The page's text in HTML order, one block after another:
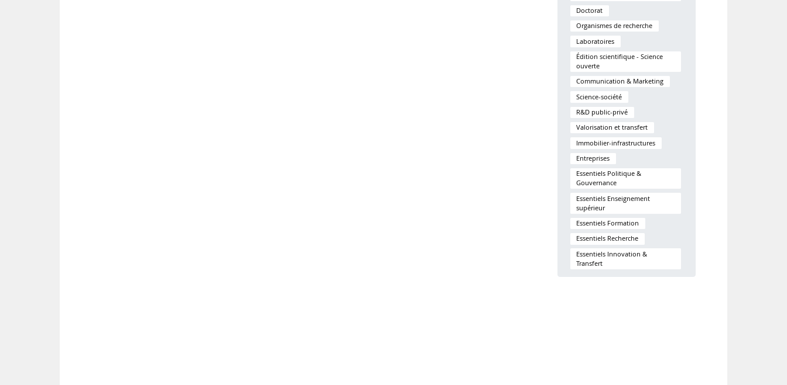
Doctorat
Organismes de recherche
Laboratoires
Édition scientifique - Science
ouverte
Communication & Marketing
Science-société
R&D public-privé
Valorisation et transfert
Immobilier-infrastructures
Entreprises
Essentiels Politique &
Gouvernance
Essentiels Enseignement
supérieur
Essentiels Formation
Essentiels Recherche
Essentiels Innovation &
Transfert